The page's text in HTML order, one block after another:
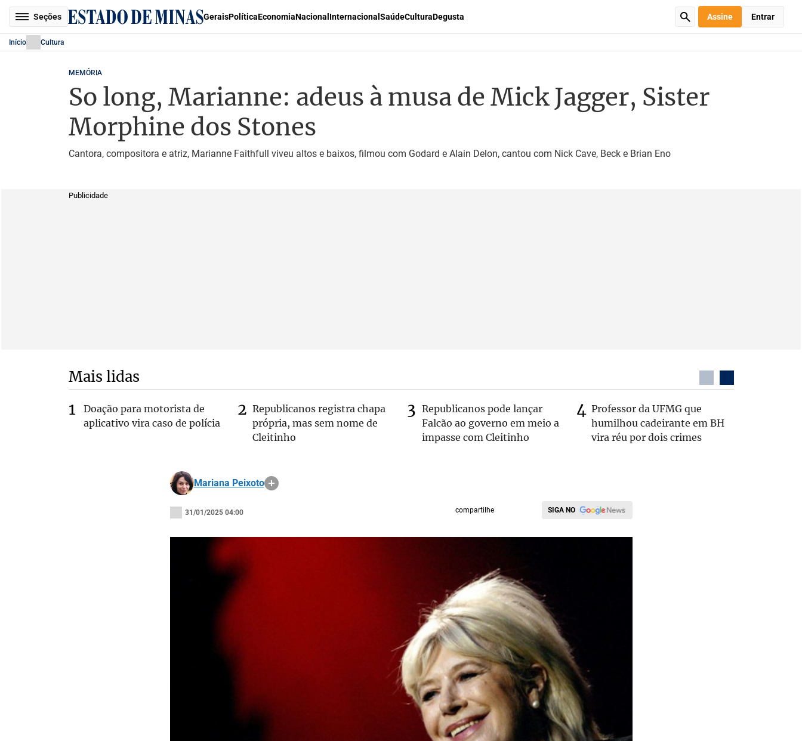
Seções GeraisPolíticaEconomiaNacional Internacional SaúdeCulturaDegusta Assine Entrar
Início Cultura
MEMÓRIA
So long, Marianne: adeus à musa de Mick Jagger, Sister
Morphine dos Stones
Cantora, compositora e atriz, Marianne Faithfull viveu altos e baixos, filmou com Godard e Alain Delon, cantou com Nick Cave, Beck e Brian Eno
Publicidade
Mais lidas
Doação para motorista de
aplicativo vira caso de polícia
Republicanos registra chapa
própria, mas sem nome de
Cleitinho
Republicanos pode lançar
Falcão ao governo em meio a
impasse com Cleitinho
Professor da UFMG que
humilhou cadeirante em BH
vira réu por dois crimes
Mariana Peixoto
31/01/2025 04:00 compartilhe SIGA NO